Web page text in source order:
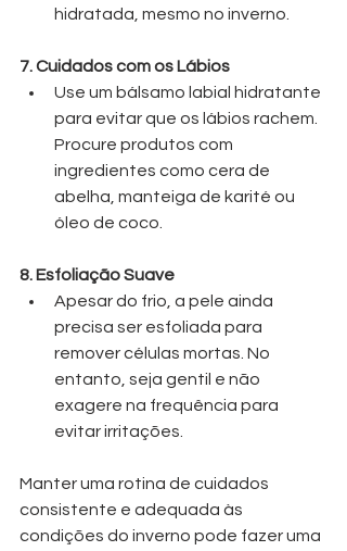
hidratada, mesmo no inverno.
7. Cuidados com os Lábios
Use um bálsamo labial hidratante
para evitar que os lábios rachem.
Procure produtos com
ingredientes como cera de
abelha, manteiga de karité ou
óleo de coco.
8. Esfoliação Suave
Apesar do frio, a pele ainda
precisa ser esfoliada para
remover células mortas. No
entanto, seja gentil e não
exagere na frequência para
evitar irritações.
Manter uma rotina de cuidados
consistente e adequada às
condições do inverno pode fazer uma